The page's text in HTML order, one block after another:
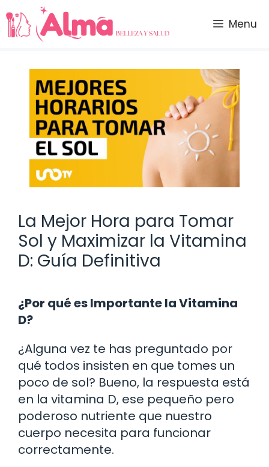
Saltar
al
contenido
Menu
La Mejor Hora para Tomar
Sol y Maximizar la Vitamina
D: Guía Definitiva
¿Por qué es Importante la Vitamina
D?
¿Alguna vez te has preguntado por
qué todos insisten en que tomes un
poco de sol? Bueno, la respuesta está
en la vitamina D, ese pequeño pero
poderoso nutriente que nuestro
cuerpo necesita para funcionar
correctamente.